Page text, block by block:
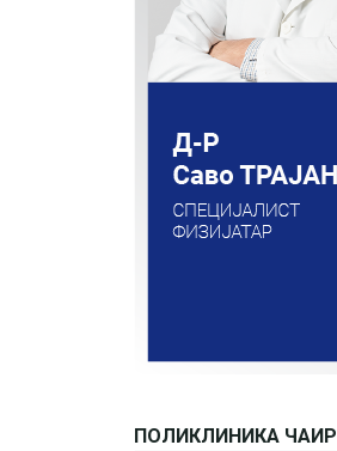
ПОЛИКЛИНИКА ЧАИР